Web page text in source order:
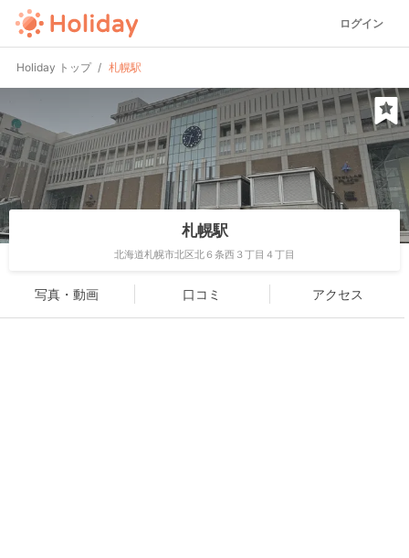
ログイン
Holiday トップ 札幌駅
札幌駅
北海道札幌市北区北６条西３丁目４丁目
写真・動画 口コミ アクセス